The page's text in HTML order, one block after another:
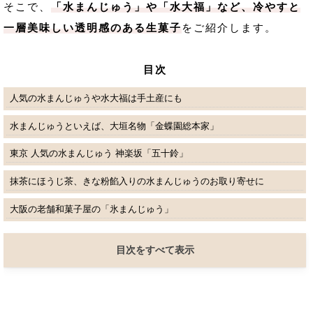
そこで、
「水まんじゅう」や「水大福」など、冷やすと
一層美味しい透明感のある生菓子 をご紹介します。
目次
人気の水まんじゅうや水大福は手土産にも
水まんじゅうといえば、大垣名物「金蝶園総本家」
東京 人気の水まんじゅう 神楽坂「五十鈴」
抹茶にほうじ茶、きな粉餡入りの水まんじゅうのお取り寄せに
大阪の老舗和菓子屋の「氷まんじゅう」
目次をすべて表示